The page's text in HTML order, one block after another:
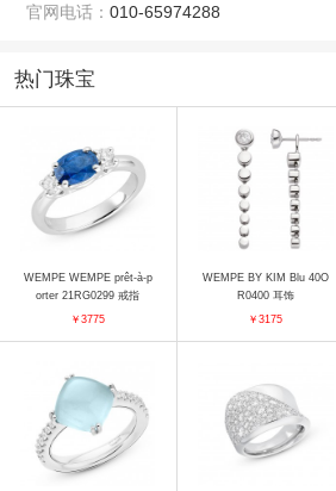
官网电话： 010-65974288
热门珠宝
WEMPE WEMPE prêt-à-p
orter 21RG0299 戒指
￥3775
WEMPE BY KIM Blu 40O
R0400 耳饰
￥3175